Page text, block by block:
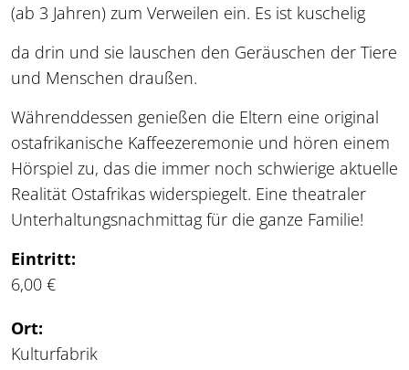
(ab 3 Jahren) zum Verweilen ein. Es ist kuschelig
da drin und sie lauschen den Geräuschen der Tiere
und Menschen draußen.
Währenddessen genießen die Eltern eine original
ostafrikanische Kaffeezeremonie und hören einem
Hörspiel zu, das die immer noch schwierige aktuelle
Realität Ostafrikas widerspiegelt. Eine theatraler
Unterhaltungsnachmittag für die ganze Familie!
Eintritt:
6,00 €
Ort:
Kulturfabrik